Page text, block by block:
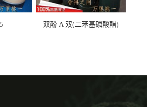
双酚 A 双(二苯基磷酸酯)